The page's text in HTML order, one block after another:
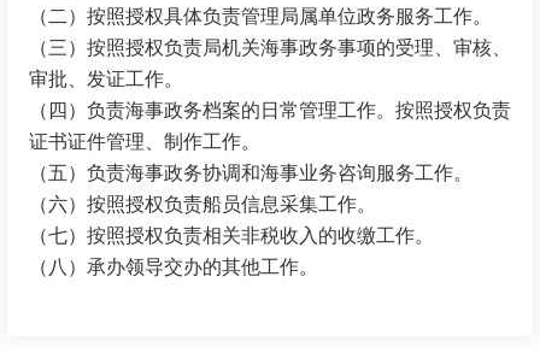
（二）按照授权具体负责管理局属单位政务服务工作。
（三）按照授权负责局机关海事政务事项的受理、审核、
审批、发证工作。
（四）负责海事政务档案的日常管理工作。按照授权负责
证书证件管理、制作工作。
（五）负责海事政务协调和海事业务咨询服务工作。
（六）按照授权负责船员信息采集工作。
（七）按照授权负责相关非税收入的收缴工作。
（八）承办领导交办的其他工作。